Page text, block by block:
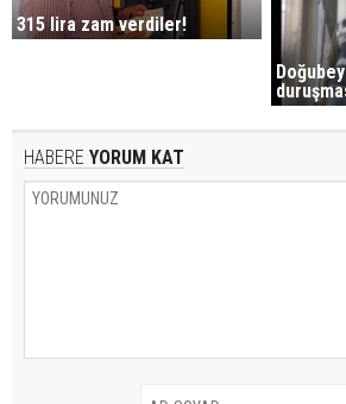
315 lira zam verdiler!
HABERE YORUM KAT